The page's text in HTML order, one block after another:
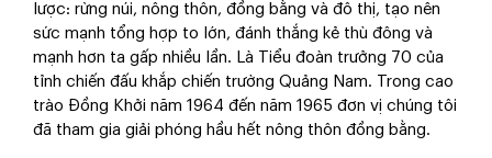
lược: rừng núi, nông thôn, đồng bằng và đô thị, tạo nên
sức mạnh tổng hợp to lớn, đánh thắng kẻ thù đông và
mạnh hơn ta gấp nhiều lần. Là Tiểu đoàn trưởng 70 của
tỉnh chiến đấu khắp chiến trường Quảng Nam. Trong cao
trào Đồng Khởi năm 1964 đến năm 1965 đơn vị chúng tôi
đã tham gia giải phóng hầu hết nông thôn đồng bằng.